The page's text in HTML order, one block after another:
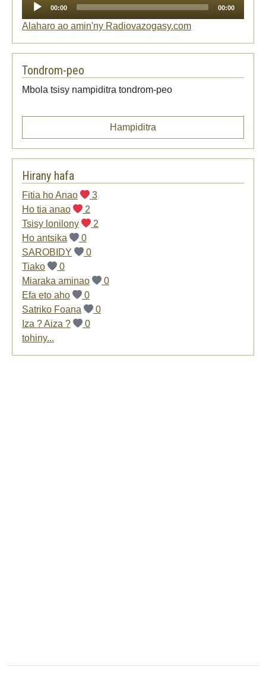
00:00 00:00
Alaharo ao amin'ny Radiovazogasy.com
Tondrom-peo
Mbola tsisy nampiditra tondrom-peo
Hampiditra
Hirany hafa
Fitia ho Anao
3
Ho tia anao
2
Tsisy lonilony
2
Ho antsika
0
SAROBIDY
0
Tiako
0
Miaraka aminao
0
Efa eto aho
0
Satriko Foana
0
Iza ? Aiza ?
0
tohiny...